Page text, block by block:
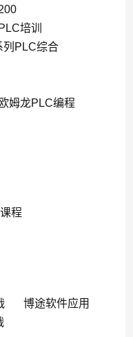
培训
列PLC综合
欧姆龙PLC编程
程
博途软件应用